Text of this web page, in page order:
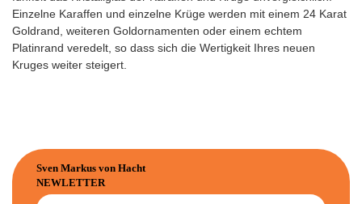
Einzelne Karaffen und einzelne Krüge werden mit einem 24 Karat
Goldrand, weiteren Goldornamenten oder einem echtem
Platinrand veredelt, so dass sich die Wertigkeit Ihres neuen
Kruges weiter steigert.
Sven Markus von Hacht
NEWLETTER